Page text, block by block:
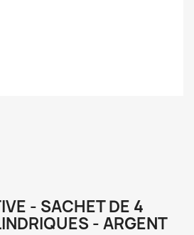
- SACHET DE 4
- ARGENT